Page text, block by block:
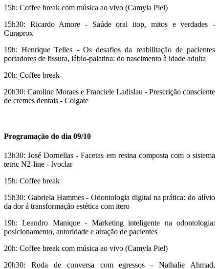
15h: Coffee break com música ao vivo (Camyla Piel)
15h30: Ricardo Amore - Saúde oral itop, mitos e verdades -
Curaprox
19h: Henrique Telles - Os desafios da reabilitação de pacientes
portadores de fissura, lábio-palatina: do nascimento à idade adulta
20h: Coffee break
20h30: Caroline Moraes e Franciele Ladislau - Prescrição consciente
de cremes dentais - Colgate
Programação do dia 09/10
13h30: José Dornellas - Facetas em resina composta com o sistema
tetric N2-line - Ivoclar
15h: Coffee break
15h30: Gabriela Hammes - Odontologia digital na prática: do alívio
da dor á transformação estética com itero
19h: Leandro Manique - Marketing inteligente na odontologia:
posicionamento, autoridade e atração de pacientes
20h: Coffee break com música ao vivo (Camyla Piel)
20h30: Roda de conversa com egressos - Nathalie Ahmad,